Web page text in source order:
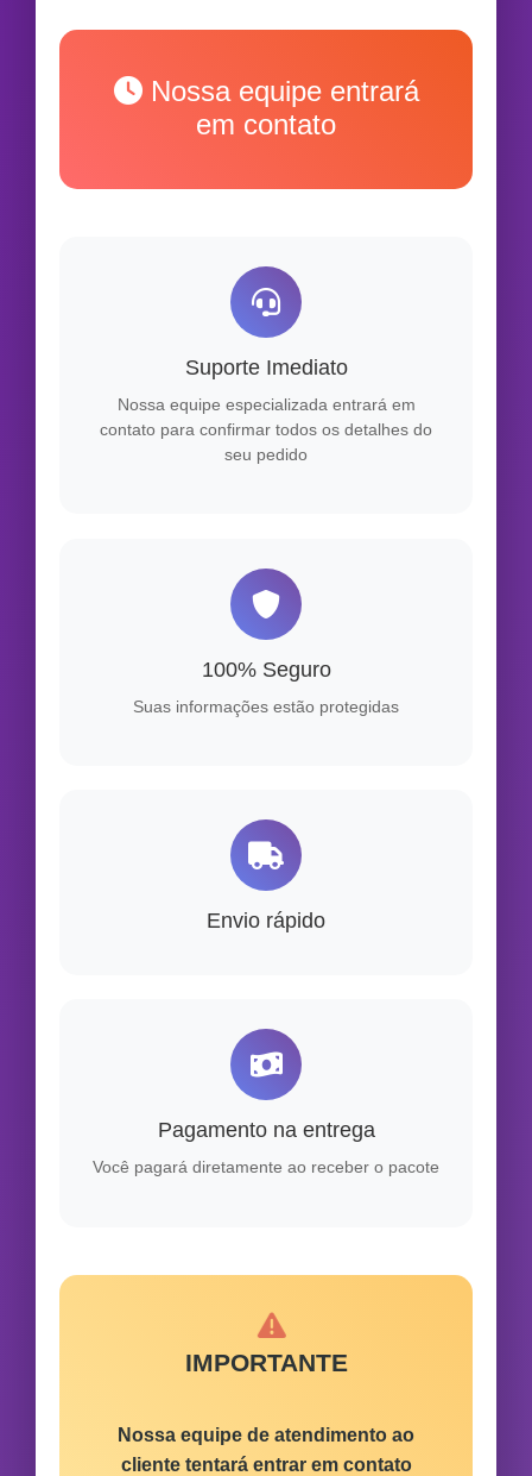
Nossa equipe entrará
em contato
Suporte Imediato
Nossa equipe especializada entrará em
contato para confirmar todos os detalhes do
seu pedido
100% Seguro
Suas informações estão protegidas
Envio rápido
Pagamento na entrega
Você pagará diretamente ao receber o pacote
IMPORTANTE
Nossa equipe de atendimento ao
cliente tentará entrar em contato